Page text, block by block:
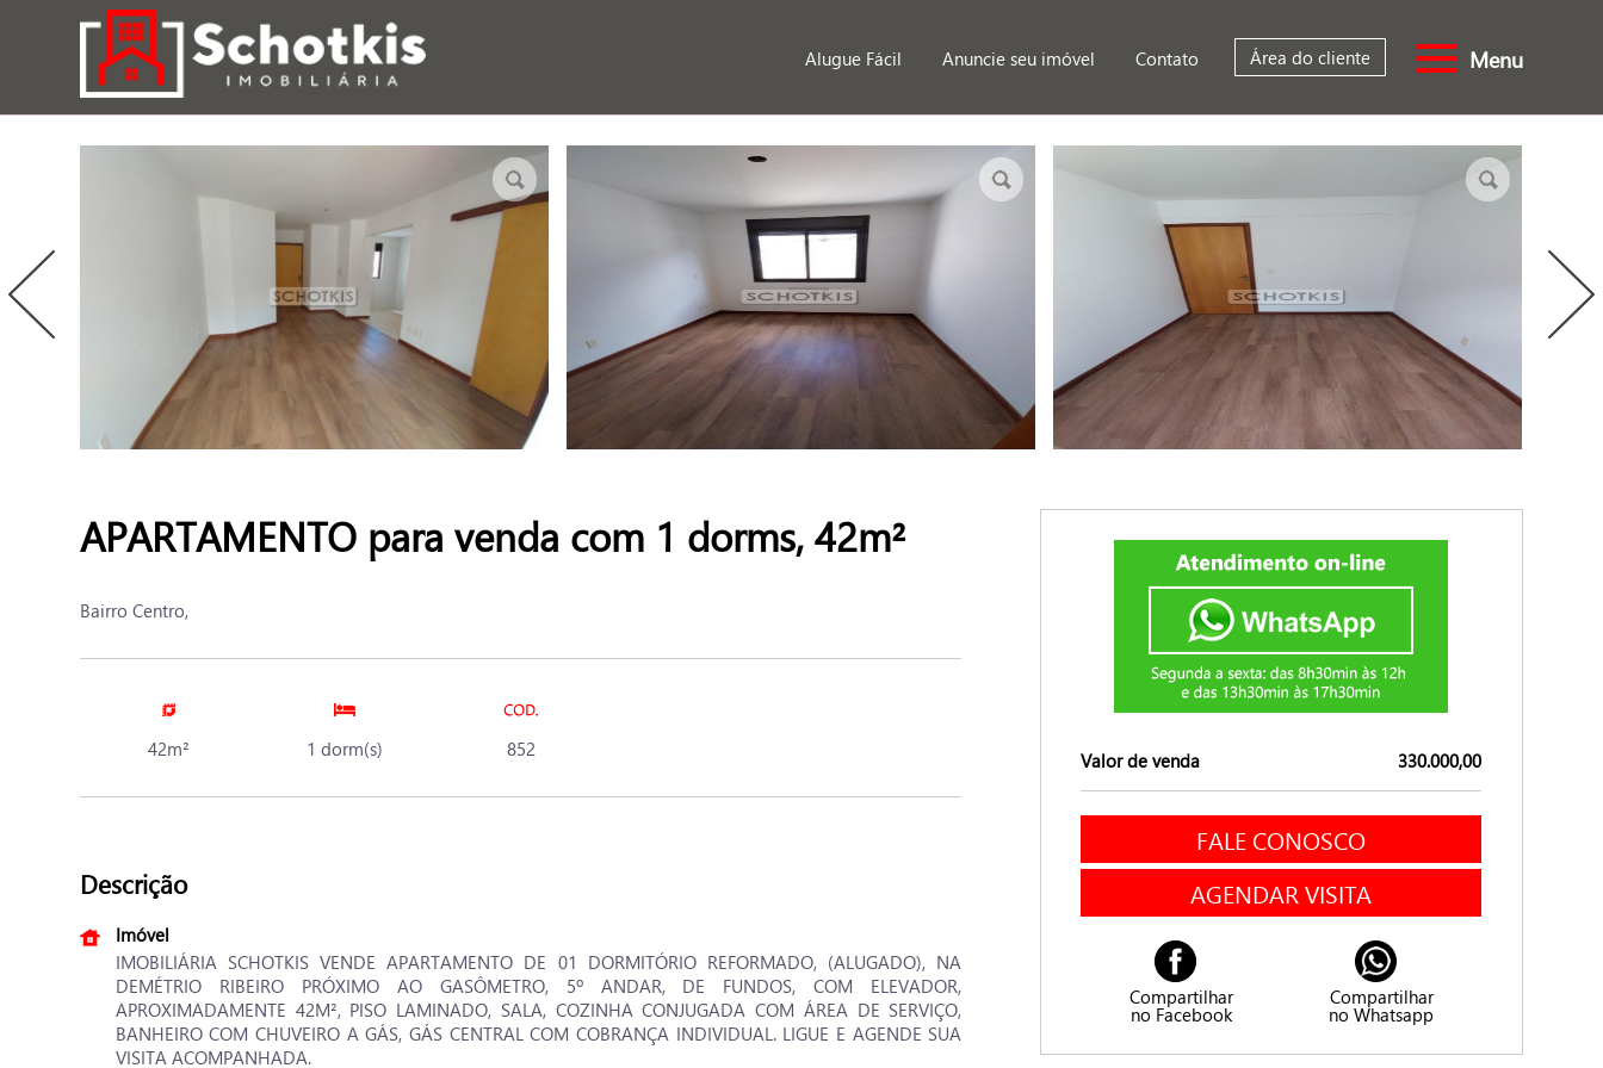
Menu
Área do cliente
Alugue Fácil Anuncie seu imóvel Contato
APARTAMENTO para venda com 1 dorms, 42m²
Bairro Centro,
42m² 1 dorm(s) 852
Descrição
Imóvel
IMOBILIÁRIA SCHOTKIS VENDE APARTAMENTO DE 01 DORMITÓRIO REFORMADO, (ALUGADO), NA
DEMÉTRIO RIBEIRO PRÓXIMO AO GASÔMETRO, 5º ANDAR, DE FUNDOS, COM ELEVADOR,
APROXIMADAMENTE 42M², PISO LAMINADO, SALA, COZINHA CONJUGADA COM ÁREA DE SERVIÇO,
BANHEIRO COM CHUVEIRO A GÁS, GÁS CENTRAL COM COBRANÇA INDIVIDUAL. LIGUE E AGENDE SUA
VISITA ACOMPANHADA.
Valor de venda 330.000,00
FALE CONOSCO
AGENDAR VISITA
Compartilhar
no Facebook
Compartilhar
no Whatsapp